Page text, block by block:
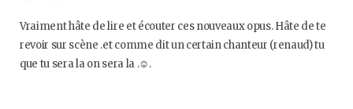
Vraiment hâte de lire et écouter ces nouveaux opus. Hâte de te
revoir sur scène .et comme dit un certain chanteur (renaud) tu
que tu sera la on sera la .☺.